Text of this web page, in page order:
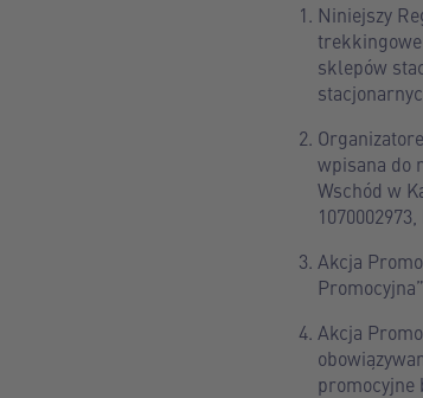
Niniejszy
sklepów
wpisana do
Wschód w
Akcja
Akcja
promocyjne